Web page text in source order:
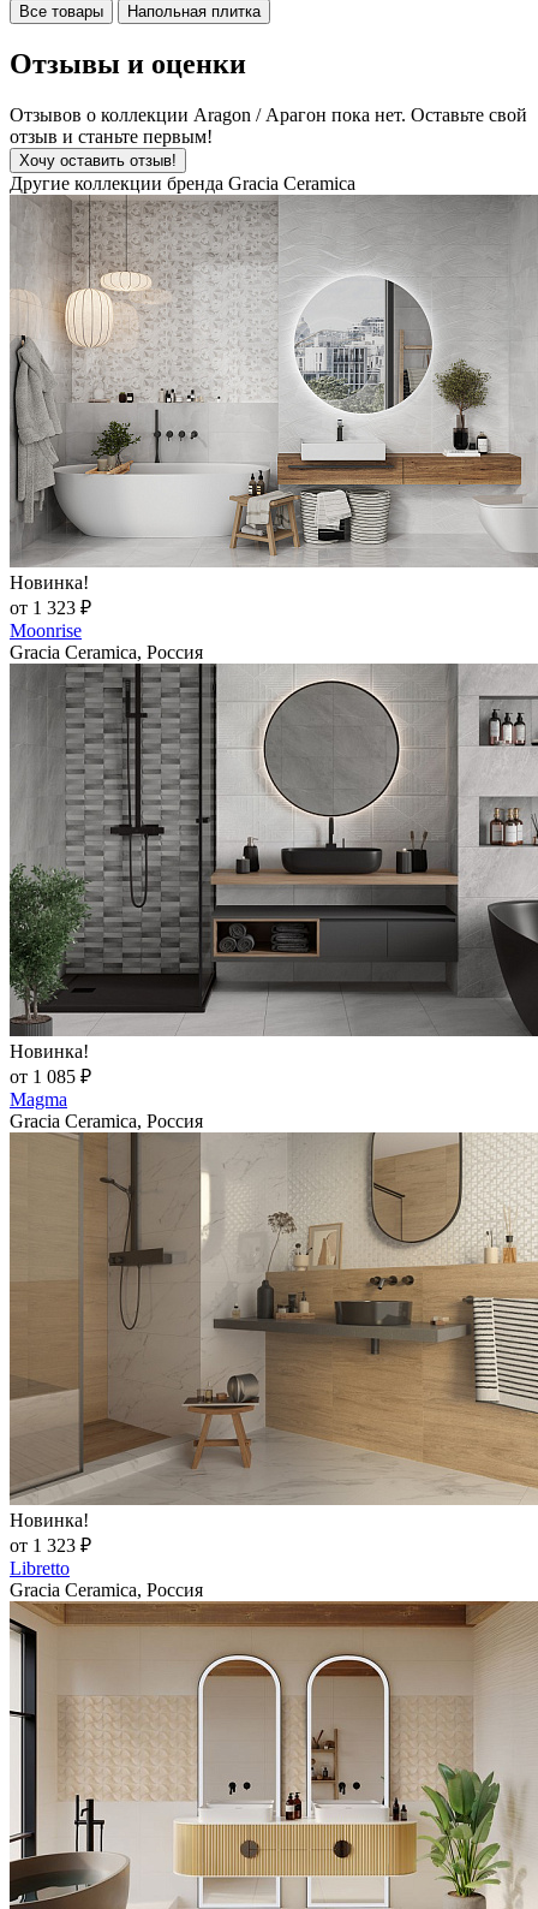
Все товары Напольная плитка
Отзывы и оценки
Отзывов о коллекции Aragon / Арагон пока нет. Оставьте свой
отзыв и станьте первым!
Хочу оставить отзыв!
Другие коллекции бренда Gracia Ceramica
Новинка!
от 1 323 ₽
Moonrise
Gracia Ceramica, Россия
Новинка!
от 1 085 ₽
Magma
Gracia Ceramica, Россия
Новинка!
от 1 323 ₽
Libretto
Gracia Ceramica, Россия